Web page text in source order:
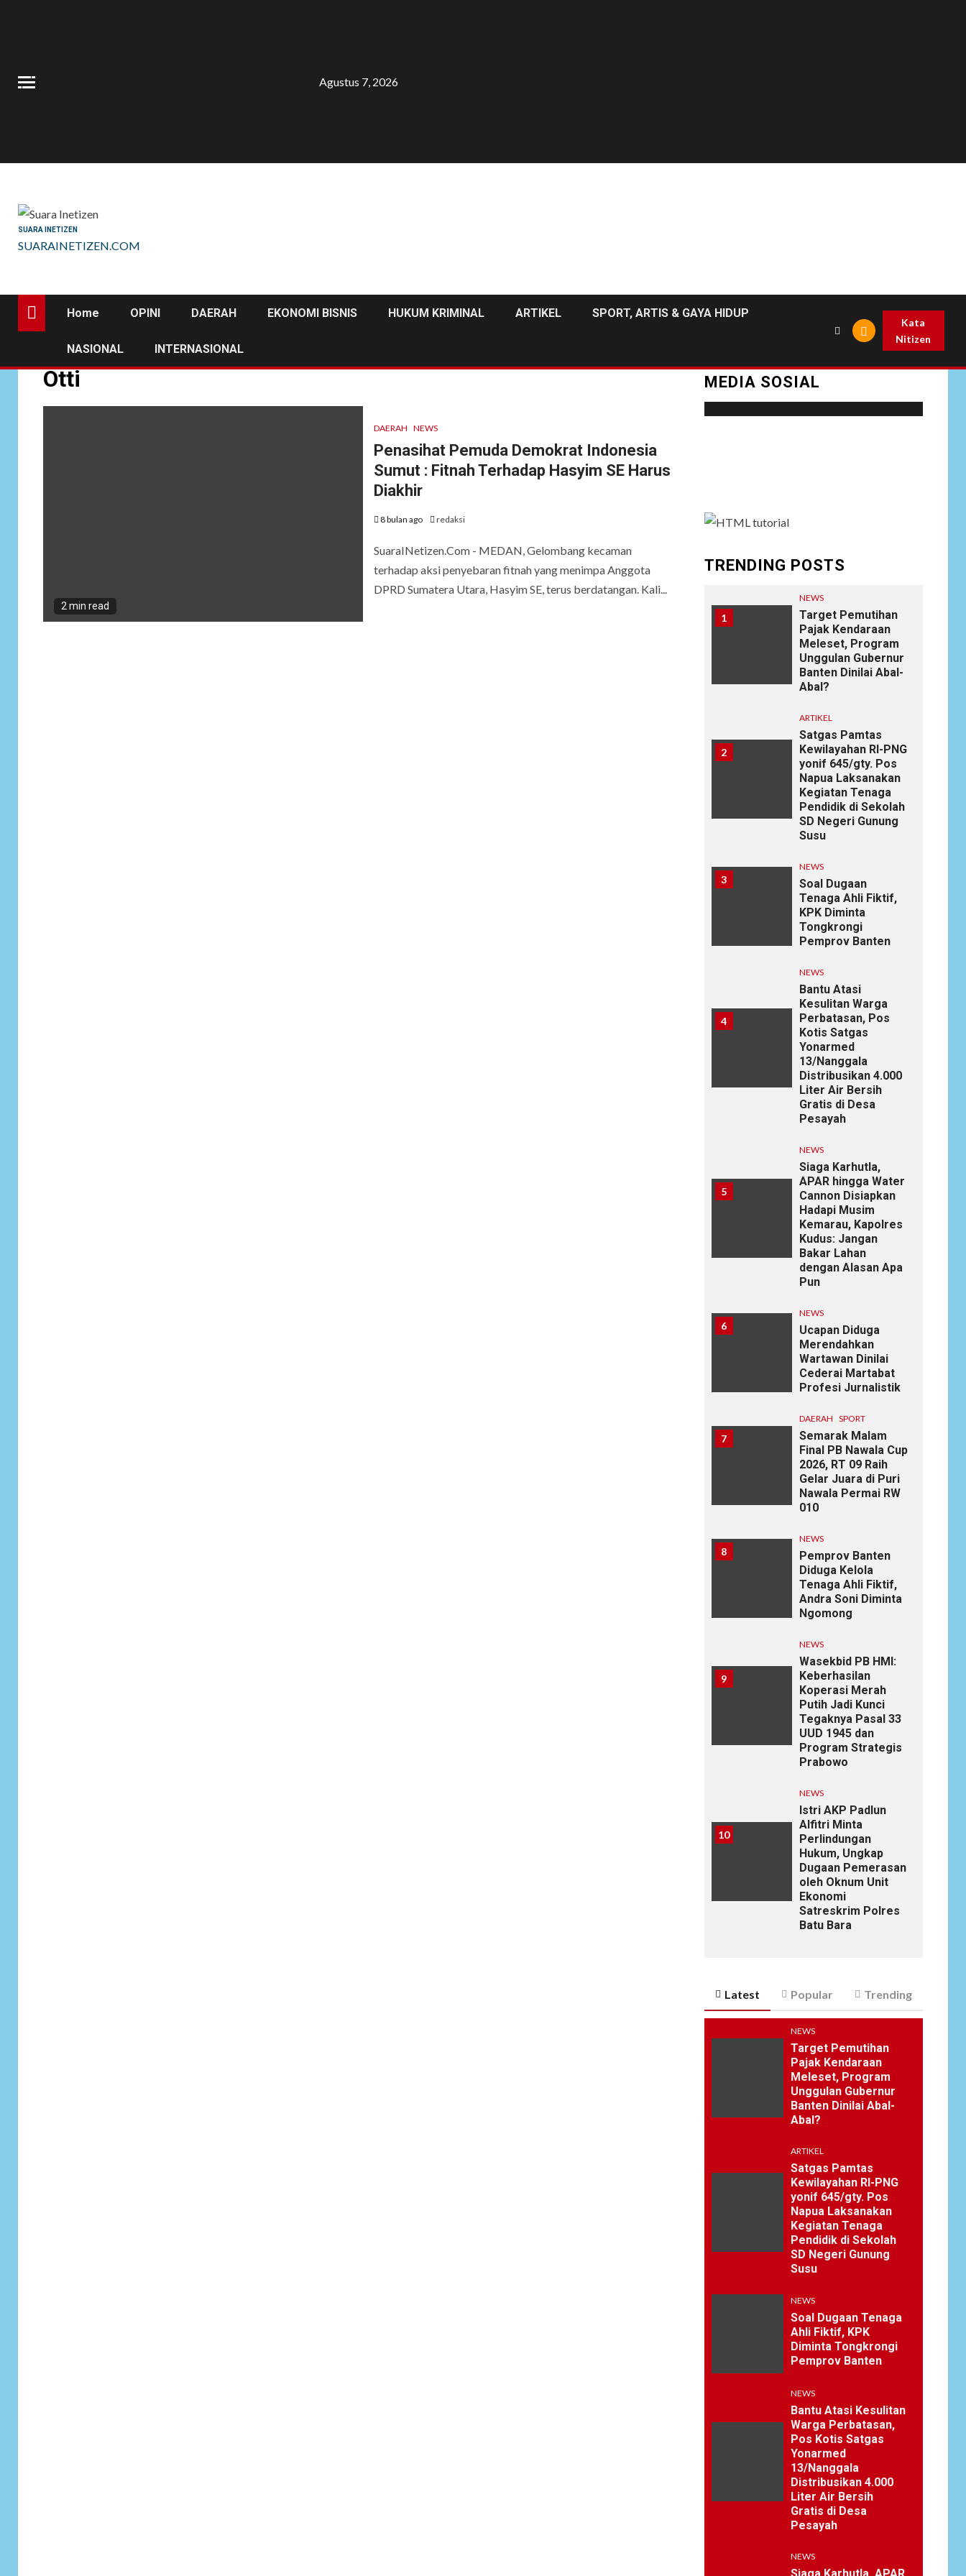
Agustus 7, 2026
SUARA INETIZEN
SUARAINETIZEN.COM
Home OPINI DAERAH EKONOMI BISNIS HUKUM KRIMINAL ARTIKEL SPORT, ARTIS & GAYA HIDUP
NASIONAL INTERNASIONAL
Kata
Nitizen
Otti
2 min read
DAERAH NEWS
Penasihat Pemuda Demokrat Indonesia
Sumut : Fitnah Terhadap Hasyim SE Harus
Diakhir
8 bulan ago redaksi
SuaraINetizen.Com - MEDAN, Gelombang kecaman
terhadap aksi penyebaran fitnah yang menimpa Anggota
DPRD Sumatera Utara, Hasyim SE, terus berdatangan. Kali...
MEDIA SOSIAL
TRENDING POSTS
1
NEWS
Target Pemutihan
Pajak Kendaraan
Meleset, Program
Unggulan Gubernur
Banten Dinilai Abal-
Abal?
2
ARTIKEL
Satgas Pamtas
Kewilayahan RI-PNG
yonif 645/gty. Pos
Napua Laksanakan
Kegiatan Tenaga
Pendidik di Sekolah
SD Negeri Gunung
Susu
3
NEWS
Soal Dugaan
Tenaga Ahli Fiktif,
KPK Diminta
Tongkrongi
Pemprov Banten
4
NEWS
Bantu Atasi
Kesulitan Warga
Perbatasan, Pos
Kotis Satgas
Yonarmed
13/Nanggala
Distribusikan 4.000
Liter Air Bersih
Gratis di Desa
Pesayah
5
NEWS
Siaga Karhutla,
APAR hingga Water
Cannon Disiapkan
Hadapi Musim
Kemarau, Kapolres
Kudus: Jangan
Bakar Lahan
dengan Alasan Apa
Pun
6
NEWS
Ucapan Diduga
Merendahkan
Wartawan Dinilai
Cederai Martabat
Profesi Jurnalistik
7
DAERAH SPORT
Semarak Malam
Final PB Nawala Cup
2026, RT 09 Raih
Gelar Juara di Puri
Nawala Permai RW
010
8
NEWS
Pemprov Banten
Diduga Kelola
Tenaga Ahli Fiktif,
Andra Soni Diminta
Ngomong
9
NEWS
Wasekbid PB HMI:
Keberhasilan
Koperasi Merah
Putih Jadi Kunci
Tegaknya Pasal 33
UUD 1945 dan
Program Strategis
Prabowo
10
NEWS
Istri AKP Padlun
Alfitri Minta
Perlindungan
Hukum, Ungkap
Dugaan Pemerasan
oleh Oknum Unit
Ekonomi
Satreskrim Polres
Batu Bara
Latest Popular Trending
NEWS
Target Pemutihan
Pajak Kendaraan
Meleset, Program
Unggulan Gubernur
Banten Dinilai Abal-
Abal?
ARTIKEL
Satgas Pamtas
Kewilayahan RI-PNG
yonif 645/gty. Pos
Napua Laksanakan
Kegiatan Tenaga
Pendidik di Sekolah
SD Negeri Gunung
Susu
NEWS
Soal Dugaan Tenaga
Ahli Fiktif, KPK
Diminta Tongkrongi
Pemprov Banten
NEWS
Bantu Atasi Kesulitan
Warga Perbatasan,
Pos Kotis Satgas
Yonarmed
13/Nanggala
Distribusikan 4.000
Liter Air Bersih
Gratis di Desa
Pesayah
NEWS